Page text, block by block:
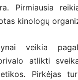
Pirmiausia
kinologų
veikia
atlikti
Pirkėjas